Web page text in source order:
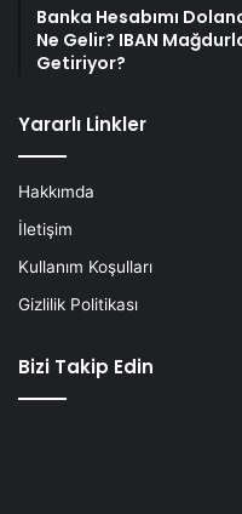
Banka Hesabımı
Ne Gelir? IBAN
Getiriyor?
Yararlı Linkler
Hakkımda
İletişim
Kullanım Koşulları
Gizlilik Politikası
Bizi Takip Edin